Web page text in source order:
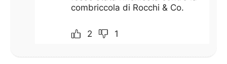
combriccola di Rocchi & Co.
2 1